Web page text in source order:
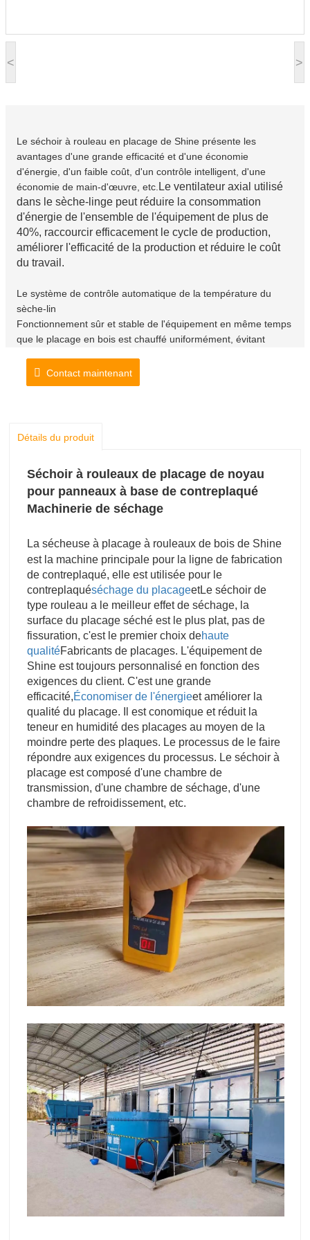
< >
Le séchoir à rouleau en placage de Shine présente les
avantages d'une grande efficacité et d'une économie
d'énergie, d'un faible coût, d'un contrôle intelligent, d'une
économie de main-d'œuvre, etc. Le ventilateur axial utilisé
dans le sèche-linge peut réduire la consommation
d'énergie de l'ensemble de l'équipement de plus de
40%, raccourcir efficacement le cycle de production,
améliorer l'efficacité de la production et réduire le coût
du travail.
Le système de contrôle automatique de la température du
sèche-lin
Fonctionnement sûr et stable de l'équipement en même temps
que le placage en bois est chauffé uniformément, évitant
Cracking de placage!
Contact maintenant
Détails du produit
Séchoir à rouleaux de placage de noyau
pour panneaux à base de contreplaqué
Machinerie de séchage
La sécheuse à placage à rouleaux de bois de Shine
est la machine principale pour la ligne de fabrication
de contreplaqué, elle est utilisée pour le
contreplaquéséchage du placageetLe séchoir de
type rouleau a le meilleur effet de séchage, la
surface du placage séché est le plus plat, pas de
fissuration, c'est le premier choix dehaute
qualitéFabricants de placages. L'équipement de
Shine est toujours personnalisé en fonction des
exigences du client. C'est une grande
efficacité,Économiser de l'énergieet améliorer la
qualité du placage. Il est conomique et réduit la
teneur en humidité des placages au moyen de la
moindre perte des plaques. Le processus de le faire
répondre aux exigences du processus. Le séchoir à
placage est composé d'une chambre de
transmission, d'une chambre de séchage, d'une
chambre de refroidissement, etc.